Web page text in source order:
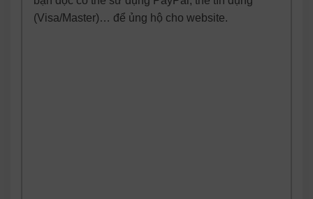
(Visa/Master)… để ủng hộ cho website.